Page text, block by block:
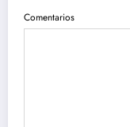
Comentarios